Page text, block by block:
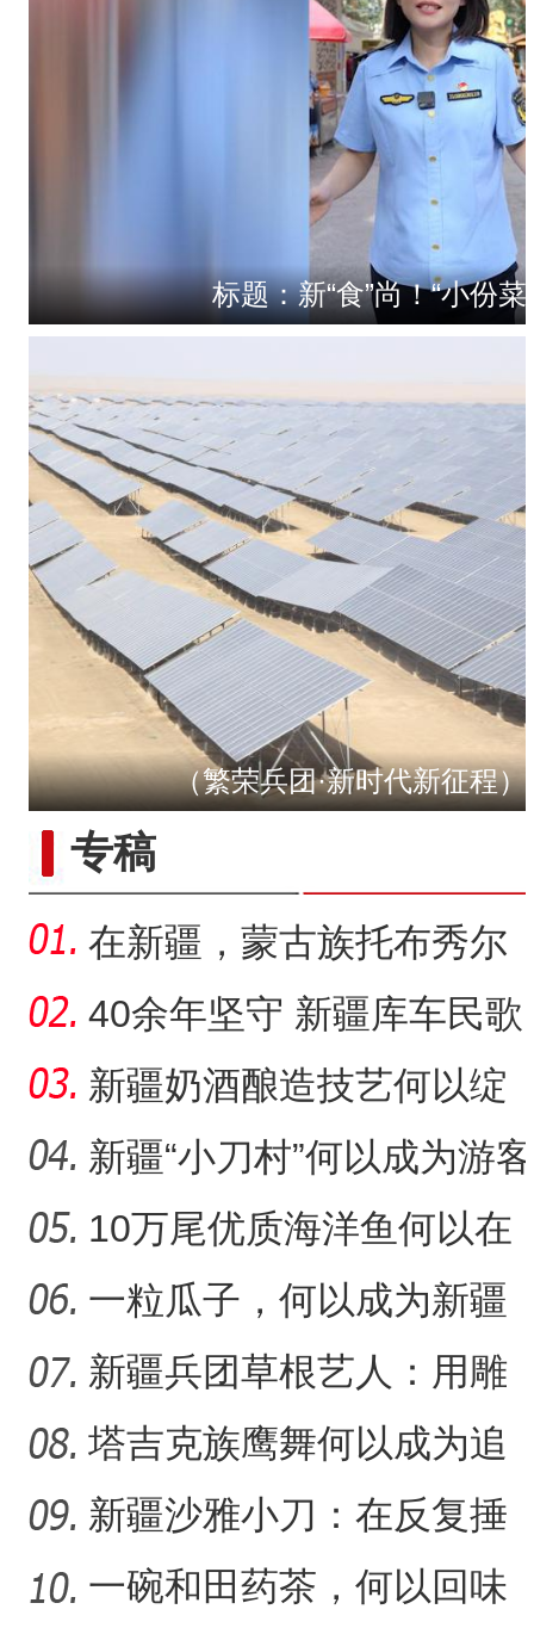
标题：新“食”尚！“小份
“五一”假期，开都河天鹅
“阿克苏是个好地方·四季
（繁荣兵团·新时代新征程
香梨——乡村振兴路上
专稿
在新疆，蒙古族托布秀尔
音乐何以传承不息？
40余年坚守 新疆库车民歌
传承人用歌声展现非遗魅
力
新疆奶酒酿造技艺何以绽
放光彩？
新疆“小刀村”何以成为游客
体验非遗技艺打卡地？
10万尾优质海洋鱼何以在
新疆沙漠里安家？
一粒瓜子，何以成为新疆
的名片？
新疆兵团草根艺人：用雕
塑述说“兵团故事”雕刻别
塔吉克族鹰舞何以成为追
求美好生活的展现？
新疆沙雅小刀：在反复捶
打中实现匠心传承
一碗和田药茶，何以回味